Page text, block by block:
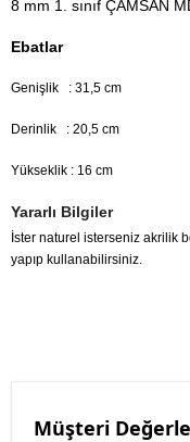
8 mm 1. sınıf ÇAMSAN
Ebatlar
Genişlik : 31,5 cm
Derinlik : 20,5 cm
Yükseklik : 16 cm
Yararlı Bilgiler
İster naturel isterseniz akrilik
yapıp kullanabilirsiniz.
Müşteri